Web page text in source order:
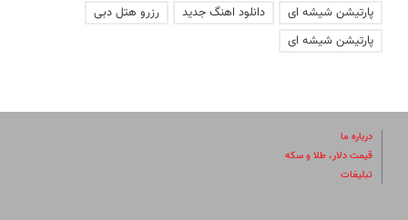
پارتیشن شیشه ای دانلود اهنگ جدید
رزرو هتل دبی
پارتیشن شیشه ای
درباره ما
قیمت دلار، طلا و سکه
تبلیغات